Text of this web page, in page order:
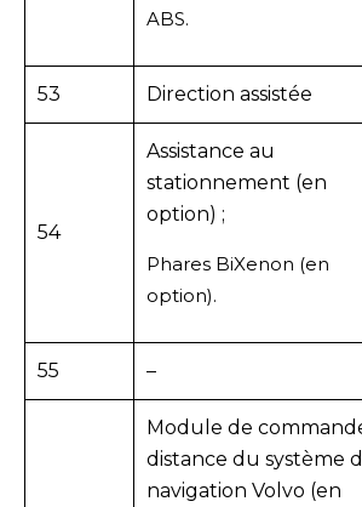
ABS.
53 Direction assistée
54
Assistance au
stationnement (en
option) ;
Phares BiXenon (en
option).
55 –
Module de
distance du système
navigation Volvo (en